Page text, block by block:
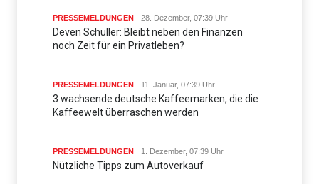
PRESSEMELDUNGEN 28. Dezember, 07:39 Uhr
Deven Schuller: Bleibt neben den Finanzen
noch Zeit für ein Privatleben?
PRESSEMELDUNGEN 11. Januar, 07:39 Uhr
3 wachsende deutsche Kaffeemarken, die die
Kaffeewelt überraschen werden
PRESSEMELDUNGEN 1. Dezember, 07:39 Uhr
Nützliche Tipps zum Autoverkauf